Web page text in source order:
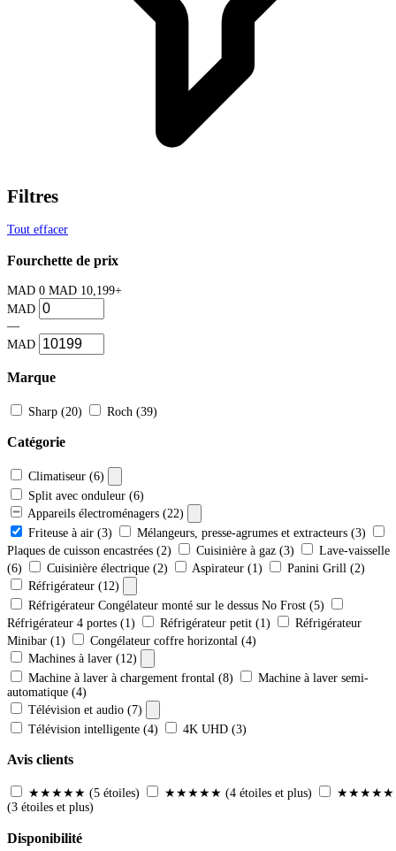
Filtres
Tout effacer
Fourchette de prix
MAD 0 MAD 10,199+
MAD
—
MAD
Marque
Sharp (20) Roch (39)
Catégorie
Climatiseur (6)
Split avec onduleur (6)
Appareils électroménagers (22)
Friteuse à air (3) Mélangeurs, presse-agrumes et extracteurs (3)
Plaques de cuisson encastrées (2) Cuisinière à gaz (3)
Lave-vaisselle
(6)
Cuisinière électrique (2) Aspirateur (1) Panini Grill (2)
Réfrigérateur (12)
Réfrigérateur Congélateur monté sur le dessus No Frost (5)
Réfrigérateur 4 portes (1) Réfrigérateur petit (1)
Réfrigérateur
Minibar (1) Congélateur coffre horizontal (4)
Machines à laver (12)
Machine à laver à chargement frontal (8)
Machine à laver semi-
automatique (4)
Télévision et audio (7)
Télévision intelligente (4) 4K UHD (3)
Avis clients
★★★★★ (5 étoiles) ★★★★★ (4 étoiles et plus) ★★★★★
(3 étoiles et plus)
Disponibilité